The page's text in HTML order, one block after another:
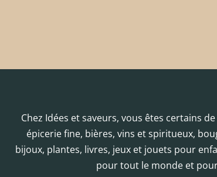
Chez Idées et saveurs, vous êtes certains
épicerie fine, bières, vins et spiritueux,
bijoux, plantes, livres, jeux et jouets pour
pour tout le monde et